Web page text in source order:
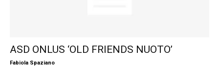
ASD ONLUS ‘OLD FRIENDS NUOTO’
Fabiola Spaziano